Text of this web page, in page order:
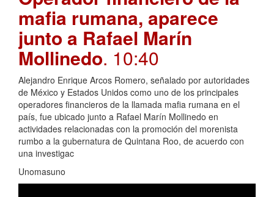
mafia rumana, aparece
junto a Rafael Marín
Mollinedo. 10:40
Alejandro Enrique Arcos Romero, señalado por autoridades
de México y Estados Unidos como uno de los principales
operadores financieros de la llamada mafia rumana en el
país, fue ubicado junto a Rafael Marín Mollinedo en
actividades relacionadas con la promoción del morenista
rumbo a la gubernatura de Quintana Roo, de acuerdo con
una investigac
Unomasuno